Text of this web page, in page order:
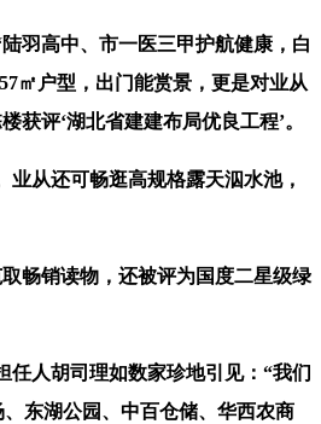
羽高中、市一医三甲护航健康，白
㎡户型，出门能赏景，更是对业从
评‘湖北省建建布局优良工程’。
从还可畅逛高规格露天泅水池，
畅销读物，还被评为国度二星级绿
人胡司理如数家珍地引见：“我们
东湖公园、中百仓储、华西农商